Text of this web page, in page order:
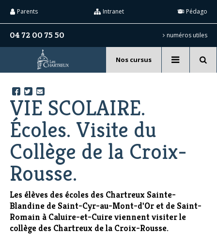
contenu.
|
personnels
Nos cursus
04 72 00 75 50 numéros utiles
Parents Intranet Pédago
VIE SCOLAIRE.
Écoles. Visite du
Collège de la Croix-
Rousse.
Les élèves des écoles des Chartreux Sainte-
Blandine de Saint-Cyr-au-Mont-d'Or et de Saint-
Romain à Caluire-et-Cuire viennent visiter le
collège des Chartreux de la Croix-Rousse.